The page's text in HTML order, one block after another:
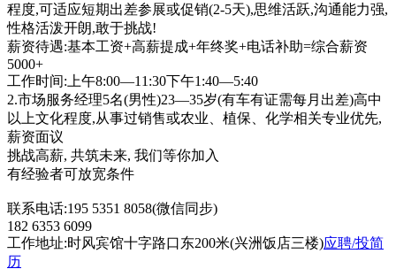
程度,可适应短期出差参展或促销(2-5天),思维活跃,沟通能力强,
性格活泼开朗,敢于挑战!
薪资待遇:基本工资+高薪提成+年终奖+电话补助=综合薪资
5000+
工作时间:上午8:00—11:30下午1:40—5:40
2.市场服务经理5名(男性)23—35岁(有车有证需每月出差)高中
以上文化程度,从事过销售或农业、植保、化学相关专业优先,
薪资面议
挑战高薪, 共筑未来, 我们等你加入
有经验者可放宽条件
联系电话:195 5351 8058(微信同步)
182 6353 6099
工作地址:时风宾馆十字路口东200米(兴洲饭店三楼)应聘/投简
历